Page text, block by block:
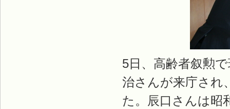
5日、高齢者叙勲
治さんが来庁され
た。辰口さんは昭